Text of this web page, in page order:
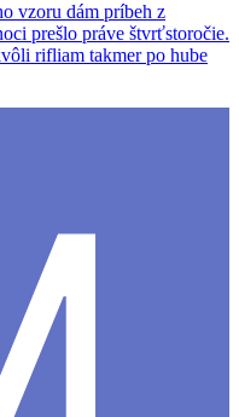
vzoru dám príbeh z
prešlo práve štvrťstoročie.
rifliam takmer po hube